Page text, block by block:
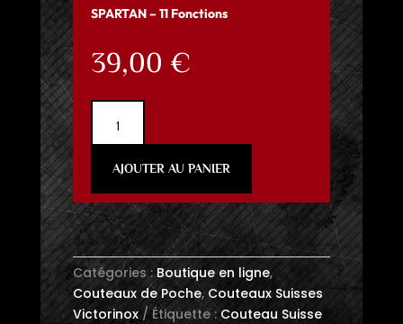
SPARTAN – 11 Fonctions
39,00 €
Couteau
Suisse
Noyer
SPARTAN
-
11
Fonctions
AJOUTER AU PANIER
Catégories :Boutique en ligne,
Couteaux de Poche,Couteaux Suisses
Victorinox
Étiquette :Couteau Suisse